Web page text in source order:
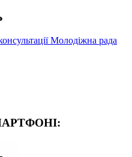
Молодіжна рада